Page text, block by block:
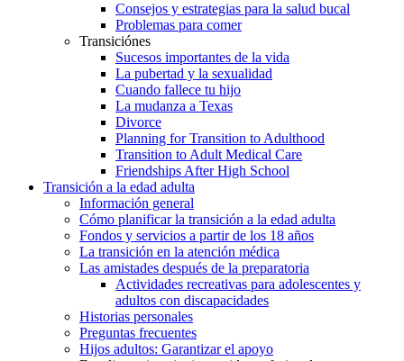
Consejos y estrategias para la salud bucal
Problemas para comer
Transiciónes
Sucesos importantes de la vida
La pubertad y la sexualidad
Cuando fallece tu hijo
La mudanza a Texas
Divorce
Planning for Transition to Adulthood
Transition to Adult Medical Care
Friendships After High School
Transición a la edad adulta
Información general
Cómo planificar la transición a la edad adulta
Fondos y servicios a partir de los 18 años
La transición en la atención médica
Las amistades después de la preparatoria
Actividades recreativas para adolescentes y
adultos con discapacidades
Historias personales
Preguntas frecuentes
Hijos adultos: Garantizar el apoyo